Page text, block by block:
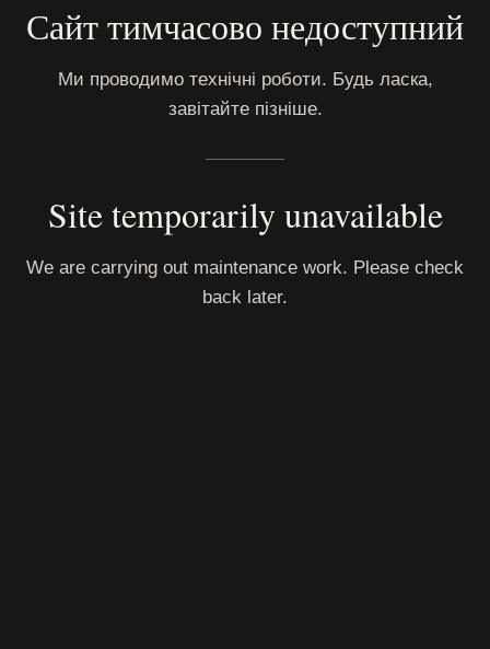
Сайт тимчасово недоступний
Ми проводимо технічні роботи. Будь ласка,
завітайте пізніше.
Site temporarily unavailable
We are carrying out maintenance work. Please check
back later.